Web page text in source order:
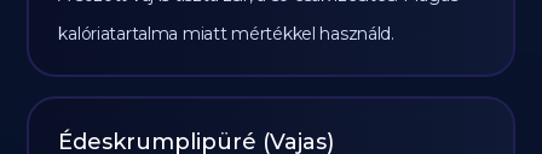
kalóriatartalma miatt mértékkel használd.
Édeskrumplipüré (Vajas)